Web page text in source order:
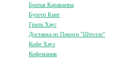
Братья Караваевы
Бургер Кинг
Гриль Хаус
Доставка из Пироги "Штолле"
Кофе Хауз
Кофемания